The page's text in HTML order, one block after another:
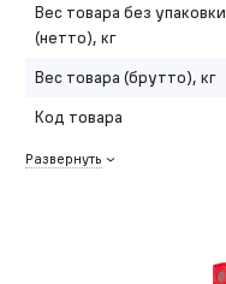
Вес товара без упаковки
(нетто), кг
Вес товара (брутто), кг
Код товара
Развернуть